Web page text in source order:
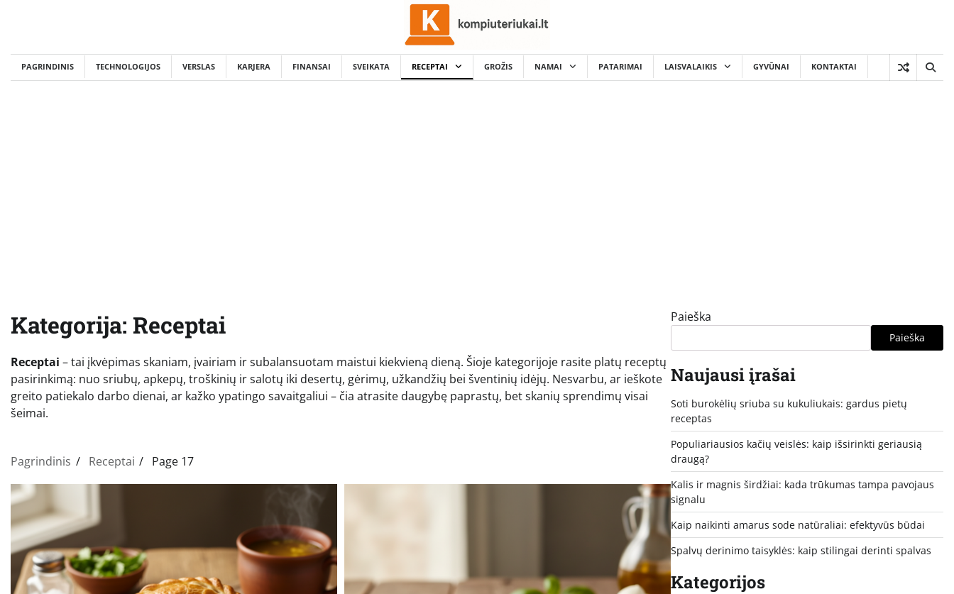
PAGRINDINIS TECHNOLOGIJOS VERSLAS KARJERA FINANSAI SVEIKATA RECEPTAI GROŽIS NAMAI PATARIMAI LAISVALAIKIS GYVŪNAI KONTAKTAI
Kategorija: Receptai
Receptai – tai įkvėpimas skaniam, įvairiam ir subalansuotam maistui kiekvieną dieną. Šioje kategorijoje rasite platų receptų
pasirinkimą: nuo sriubų, apkepų, troškinių ir salotų iki desertų, gėrimų, užkandžių bei šventinių idėjų. Nesvarbu, ar ieškote
greito patiekalo darbo dienai, ar kažko ypatingo savaitgaliui – čia atrasite daugybę paprastų, bet skanių sprendimų visai
šeimai.
Pagrindinis Receptai Page 17
Paieška
Paieška
Naujausi įrašai
Soti burokėlių sriuba su kukuliukais: gardus pietų
receptas
Populiariausios kačių veislės: kaip išsirinkti geriausią
draugą?
Kalis ir magnis širdžiai: kada trūkumas tampa pavojaus
signalu
Kaip naikinti amarus sode natūraliai: efektyvūs būdai
Spalvų derinimo taisyklės: kaip stilingai derinti spalvas
Kategorijos